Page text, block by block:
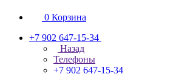
0 Корзина
+7 902 647-15-34
Назад
Телефоны
+7 902 647-15-34